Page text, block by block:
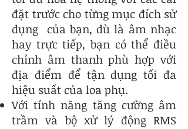
đặt trước cho từng mục đích sử
dụng của bạn, dù là âm nhạc
hay trực tiếp, bạn có thể điều
chỉnh âm thanh phù hợp với
địa điểm để tận dụng tối đa
hiệu suất của loa phụ.
Với tính năng tăng cường âm
trầm và bộ xử lý động RMS